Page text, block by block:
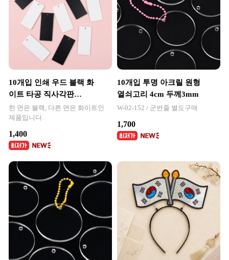
10개입 인쇄 우드 블랙 화
이트 타공 직사각판
3.2x7.2cm
한 면은 블랙, 다른 면은 화이트인
제품입니다.
1,400
10개입 투명 아크릴 원형
열쇠고리 4cm 두께3mm
W-02-152 / 군번줄 별도구매
1,700